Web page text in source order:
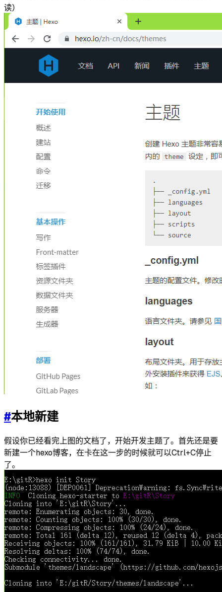
读）
#本地新建
假设你已经看完上图的文档了，开始开发主题了。首先还是要
新建一个hexo博客，在卡在这一步的时候就可以Ctrl+C停止
了。